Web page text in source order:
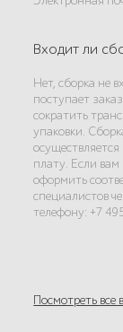
Входит ли
Нет, сборка не
поступает
сократить
упаковки.
плату. Если
оформить
специалистов
телефону: +7
Посмотреть все